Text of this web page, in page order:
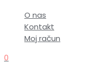
O nas
Kontakt
Moj račun
0